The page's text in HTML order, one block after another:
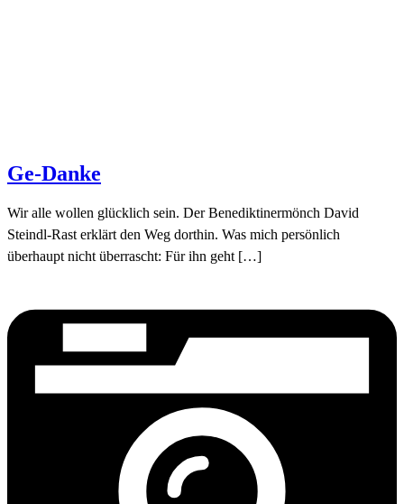
Ge-Danke
Wir alle wollen glücklich sein. Der Benediktinermönch David
Steindl-Rast erklärt den Weg dorthin. Was mich persönlich
überhaupt nicht überrascht: Für ihn geht […]